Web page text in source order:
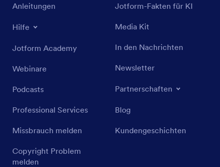
Anleitungen
Hilfe
Jotform Academy
Webinare
Podcasts
Professional Services
Missbrauch melden
Copyright Problem
melden
Jotform-Fakten für KI
Media Kit
In den Nachrichten
Newsletter
Partnerschaften
Blog
Kundengeschichten